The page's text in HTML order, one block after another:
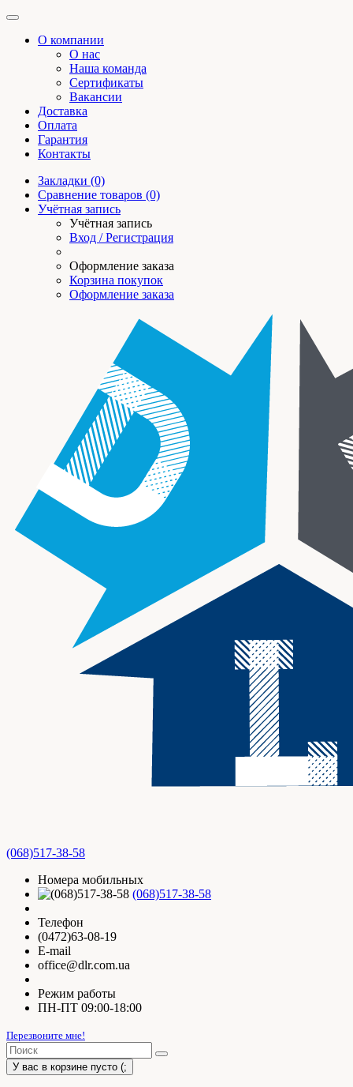
О компании
О нас
Наша команда
Сертификаты
Вакансии
Доставка
Оплата
Гарантия
Контакты
Закладки (0)
Сравнение товаров (0)
Учётная запись
Учётная запись
Вход / Регистрация
Оформление заказа
Корзина покупок
Оформление заказа
(068)517-38-58
Номера мобильных
(068)517-38-58
Телефон
(0472)63-08-19
E-mail
office@dlr.com.ua
Режим работы
ПН-ПТ 09:00-18:00
Перезвоните мне!
У вас в корзине пусто (;